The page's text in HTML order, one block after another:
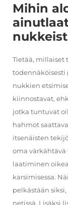
Mihin
Tietää, millaiset
todennäköisesti
nukkien
kiinnostavat,
jotka tuntuvat
hahmot
itsenäisten
oma
laatiminen
karsimisessa.
pelkästään
netissä. Lisäksi